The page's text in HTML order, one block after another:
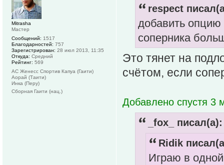
respect
добавить опцию
соперника
Это тянет на
счётом, если
Добавлено спустя 3
_fox_ писал(а):
Ridik
Играю в
Mitrasha
Мастер
Сообщений: 1517
Благодарностей: 757
Зарегистрирован: 28 июл 2013, 11:35
Откуда: Средний
Рейтинг: 569
АС Женесс Спортив Капуа (Гаити)
Аорай (Таити)
Инка (Перу)
Сборная Гаити (нац.)